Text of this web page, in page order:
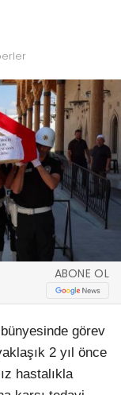
ABONE OL
görev
2 yıl önce
hastalıkla